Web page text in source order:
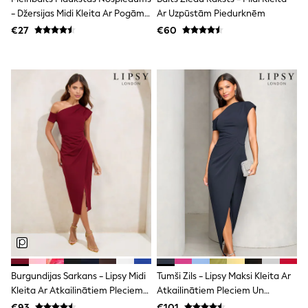
Shorts
Skirts
Sunglasses
Tops & T-Shirts
Baby Holiday Shop
Baby Travel Accessories
All Accessories
Beach Bags
Luggage
Beach Towels
Birkenstock
Crocs
Havaianas
Pour Moi
Rayban
Skechers
Trousers
GIRLS
New In
New in from Next
New In
- Džersijas Midi Kleita Ar Pogām
Uz Leju
€27
Ar Uzpūstām Piedurknēm
€60
Burgundijas Sarkans - Lipsy Midi
Kleita Ar Atkailinātiem Pleciem
Un Ielocēm
Tumši Zils - Lipsy Maksi Kleita Ar
Atkailinātiem Pleciem Un
Ielocītu Vidukli